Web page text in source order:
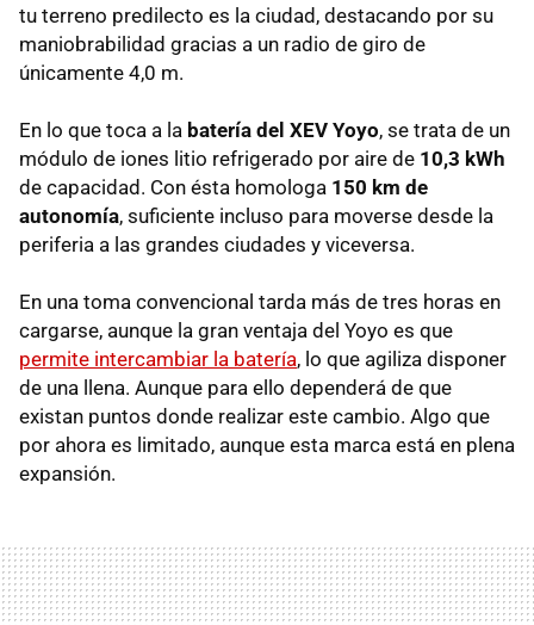
tu terreno predilecto es la ciudad, destacando por su
maniobrabilidad gracias a un radio de giro de
únicamente 4,0 m.
En lo que toca a la batería del XEV Yoyo, se trata de un
módulo de iones litio refrigerado por aire de 10,3 kWh
de capacidad. Con ésta homologa 150 km de
autonomía, suficiente incluso para moverse desde la
periferia a las grandes ciudades y viceversa.
En una toma convencional tarda más de tres horas en
cargarse, aunque la gran ventaja del Yoyo es que
permite intercambiar la batería, lo que agiliza disponer
de una llena. Aunque para ello dependerá de que
existan puntos donde realizar este cambio. Algo que
por ahora es limitado, aunque esta marca está en plena
expansión.